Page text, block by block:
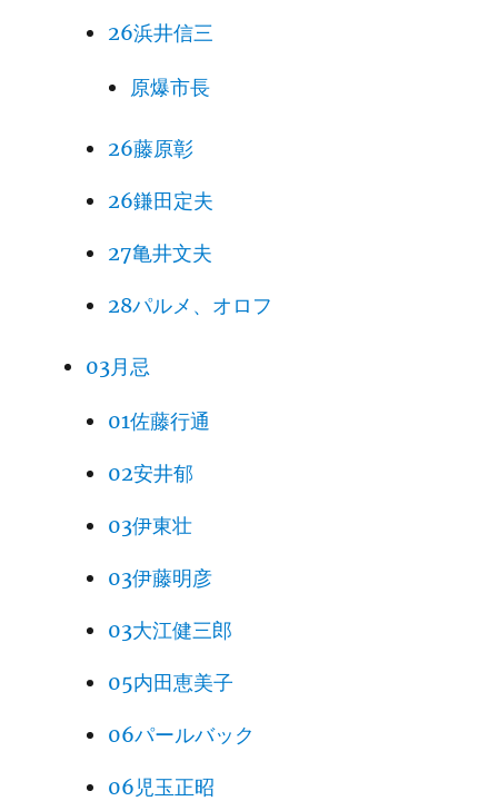
26浜井信三
原爆市長
26藤原彰
26鎌田定夫
27亀井文夫
28パルメ、オロフ
03月忌
01佐藤行通
02安井郁
03伊東壮
03伊藤明彦
03大江健三郎
05内田恵美子
06パールバック
06児玉正昭